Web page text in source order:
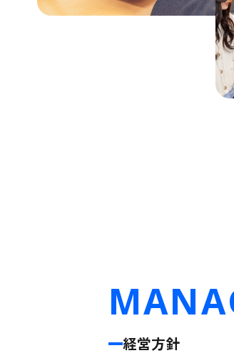
経営方針